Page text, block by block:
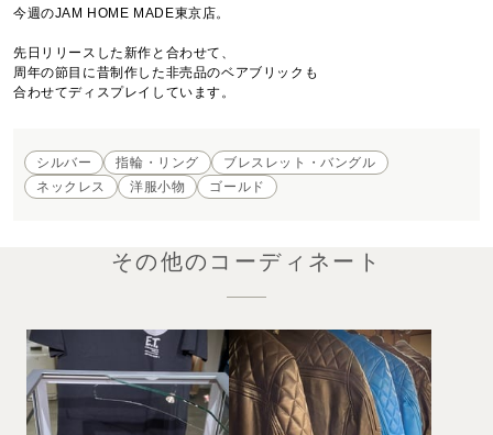
今週のJAM HOME MADE東京店。
先日リリースした新作と合わせて、
周年の節目に昔制作した非売品のベアブリックも
合わせてディスプレイしています。
シルバー 指輪・リング
ブレスレット・バングル
ネックレス
洋服小物 ゴールド
その他のコーディネート